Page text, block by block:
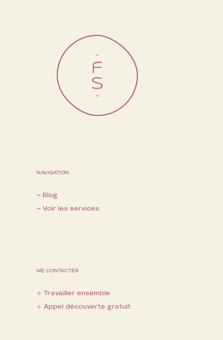
NAVIGATION
~ Blog
~ Voir les services
ME CONTACTER
⟡ Travailler ensemble
⟡ Appel découverte gratuit